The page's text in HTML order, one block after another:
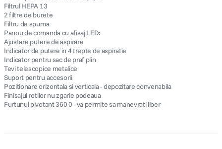
Filtrul HEPA 13
2 filtre de burete
Filtru de spuma
Panou de comanda cu afisaj LED:
Ajustare putere de aspirare
Indicator de putere in 4 trepte de aspiratie
Indicator pentru sac de praf plin
Tevi telescopice metalice
Suport pentru accesorii
Pozitionare orizontala si verticala - depozitare convenabila
Finisajul rotilor nu zgarie podeaua
Furtunul pivotant 360 0 - va permite sa manevrati liber